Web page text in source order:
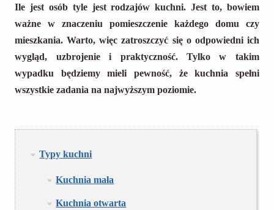
Ile jest osób tyle jest rodzajów kuchni. Jest to, bowiem
ważne w znaczeniu pomieszczenie każdego domu czy
mieszkania. Warto, więc zatroszczyć się o odpowiedni ich
wygląd, uzbrojenie i praktyczność. Tylko w takim
wypadku będziemy mieli pewność, że kuchnia spełni
wszystkie zadania na najwyższym poziomie.
Typy kuchni
Kuchnia mała
Kuchnia otwarta